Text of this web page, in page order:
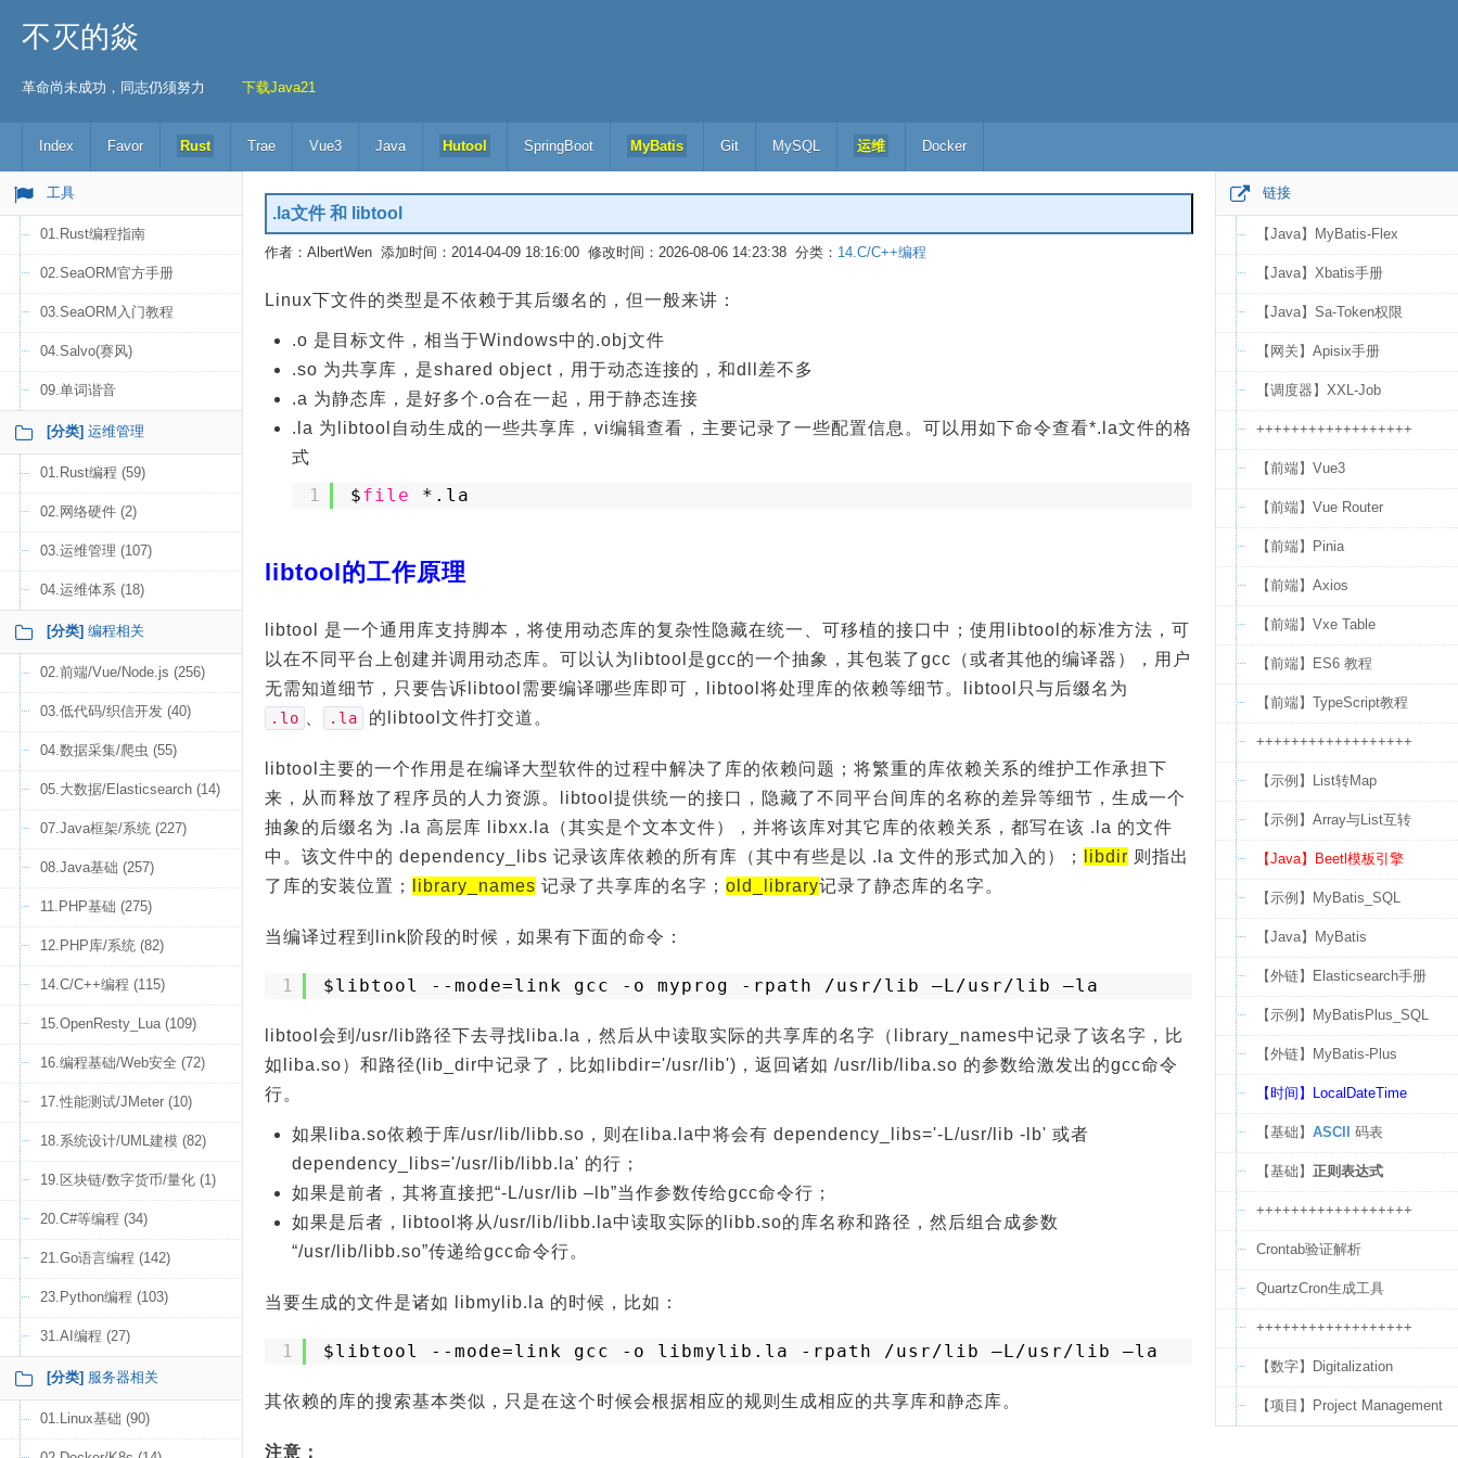
不灭的焱
革命尚未成功，同志仍须努力 下载Java21
Index Favor Rust Trae Vue3 Java Hutool SpringBoot MyBatis Git MySQL 运维 Docker
工具
01.Rust编程指南
02.SeaORM官方手册
03.SeaORM入门教程
04.Salvo(赛风)
09.单词谐音
[分类] 运维管理
01.Rust编程 (59)
02.网络硬件 (2)
03.运维管理 (107)
04.运维体系 (18)
[分类] 编程相关
02.前端/Vue/Node.js (256)
03.低代码/织信开发 (40)
04.数据采集/爬虫 (55)
05.大数据/Elasticsearch (14)
07.Java框架/系统 (227)
08.Java基础 (257)
11.PHP基础 (275)
12.PHP库/系统 (82)
14.C/C++编程 (115)
15.OpenResty_Lua (109)
16.编程基础/Web安全 (72)
17.性能测试/JMeter (10)
18.系统设计/UML建模 (82)
19.区块链/数字货币/量化 (1)
20.C#等编程 (34)
21.Go语言编程 (142)
23.Python编程 (103)
31.AI编程 (27)
[分类] 服务器相关
01.Linux基础 (90)
.la文件 和 libtool
作者：AlbertWen 添加时间：2014-04-09 18:16:00 修改时间：2026-08-06 14:23:38 分类： 14.C/C++编程
Linux下文件的类型是不依赖于其后缀名的，但一般来讲：
.o 是目标文件，相当于Windows中的.obj文件
.so 为共享库，是shared object，用于动态连接的，和dll差不多
.a 为静态库，是好多个.o合在一起，用于静态连接
.la 为libtool自动生成的一些共享库，vi编辑查看，主要记录了一些配置信息。可以用如下命令查看*.la文件的格
式
1 $file *.la
libtool的工作原理
libtool 是一个通用库支持脚本，将使用动态库的复杂性隐藏在统一、可移植的接口中；使用libtool的标准方法，可
以在不同平台上创建并调用动态库。可以认为libtool是gcc的一个抽象，其包装了gcc（或者其他的编译器），用户
无需知道细节，只要告诉libtool需要编译哪些库即可，libtool将处理库的依赖等细节。libtool只与后缀名为
.lo .la 的libtool文件打交道。
libtool主要的一个作用是在编译大型软件的过程中解决了库的依赖问题；将繁重的库依赖关系的维护工作承担下
来，从而释放了程序员的人力资源。libtool提供统一的接口，隐藏了不同平台间库的名称的差异等细节，生成一个
抽象的后缀名为 .la 高层库 libxx.la（其实是个文本文件），并将该库对其它库的依赖关系，都写在该 .la 的文件
中。该文件中的 dependency_libs 记录该库依赖的所有库（其中有些是以 .la 文件的形式加入的）；
libdir 则指出
了库的安装位置；
library_names 记录了共享库的名字； old_library记录了静态库的名字。
当编译过程到link阶段的时候，如果有下面的命令：
1 $libtool --mode=link gcc -o myprog -rpath /usr/lib –L/usr/lib –la
libtool会到/usr/lib路径下去寻找liba.la，然后从中读取实际的共享库的名字（library_names中记录了该名字，比
如liba.so）和路径(lib_dir中记录了，比如libdir='/usr/lib')，返回诸如 /usr/lib/liba.so 的参数给激发出的gcc命令
行。
如果liba.so依赖于库/usr/lib/libb.so，则在liba.la中将会有 dependency_libs='-L/usr/lib -lb' 或者
dependency_libs='/usr/lib/libb.la' 的行；
如果是前者，其将直接把“-L/usr/lib –lb”当作参数传给gcc命令行；
如果是后者，libtool将从/usr/lib/libb.la中读取实际的libb.so的库名称和路径，然后组合成参数
“/usr/lib/libb.so”传递给gcc命令行。
当要生成的文件是诸如 libmylib.la 的时候，比如：
1 $libtool --mode=link gcc -o libmylib.la -rpath /usr/lib –L/usr/lib –la
其依赖的库的搜索基本类似，只是在这个时候会根据相应的规则生成相应的共享库和静态库。
注意：
链接
【Java】MyBatis-Flex
【Java】Xbatis手册
【Java】Sa-Token权限
【网关】Apisix手册
【调度器】XXL-Job
++++++++++++++++++
【前端】Vue3
【前端】Vue Router
【前端】Pinia
【前端】Axios
【前端】Vxe Table
【前端】ES6 教程
【前端】TypeScript教程
++++++++++++++++++
【示例】List转Map
【示例】Array与List互转
【Java】Beetl模板引擎
【示例】MyBatis_SQL
【Java】MyBatis
【外链】Elasticsearch手册
【示例】MyBatisPlus_SQL
【外链】MyBatis-Plus
【时间】LocalDateTime
【基础】 ASCII 码表
【基础】 正则表达式
++++++++++++++++++
Crontab验证解析
QuartzCron生成工具
++++++++++++++++++
【数字】Digitalization
【项目】Project Management